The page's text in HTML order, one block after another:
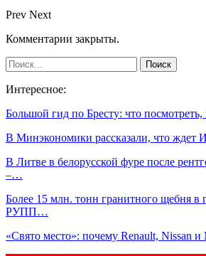
Prev Next
Комментарии закрыты.
Интересное:
Большой гид по Бресту: что
В Минэкономики рассказали, что
В Литве в белорусской фуре после
–…
Более 15 млн. тонн гранитного щебня в
РУПП…
«Свято место»: почему Renault, Nissan